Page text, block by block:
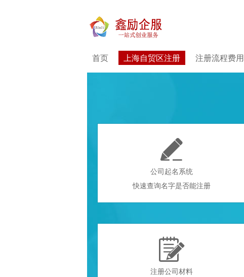
首页 上海自贸区注册 注册流程费用

公司起名系统
快速查询名字是否能注册

注册公司材料